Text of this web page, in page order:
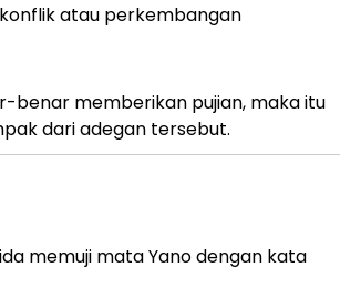
atau perkembangan
benar memberikan pujian, maka itu
dari adegan tersebut.
memuji mata Yano dengan kata